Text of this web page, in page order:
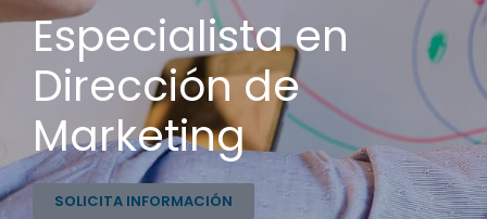
Especialista en
Dirección de
Marketing
SOLICITA INFORMACIÓN